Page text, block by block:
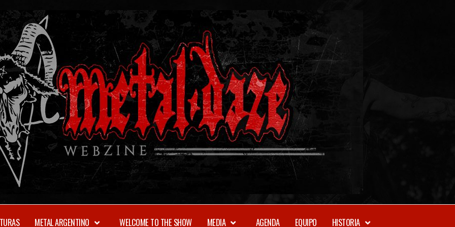
METAL ARGENTINO WELCOME TO THE SHOW MEDIA AGENDA EQUIPO HISTORIA